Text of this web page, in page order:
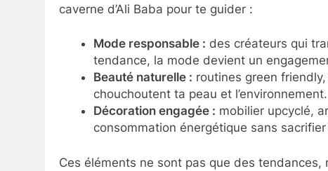
caverne d’Ali Baba pour te guider :
Mode responsable : des créateurs qui
tendance, la mode devient un
Beauté naturelle : routines green
chouchoutent ta peau et l’environnement.
Décoration engagée : mobilier upcyclé,
consommation énergétique sans
Ces éléments ne sont pas que des